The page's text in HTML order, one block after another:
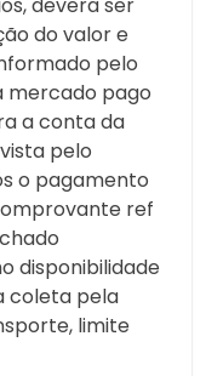
devera ser
do valor e
pelo
mercado pago
a conta da
pelo
o pagamento
ref
disponibilidade
coleta pela
limite